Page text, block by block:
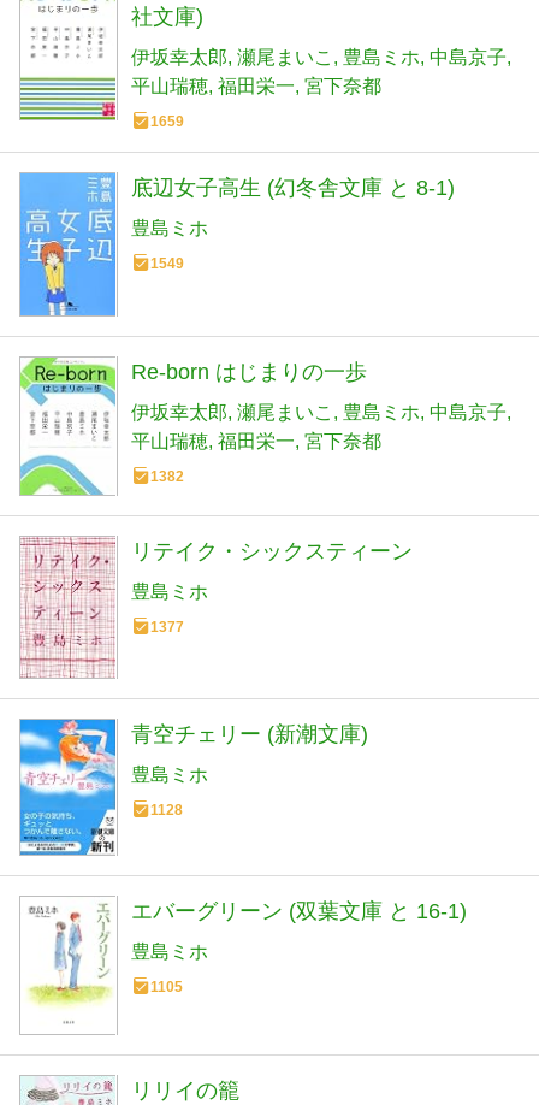
社文庫)
伊坂幸太郎 瀬尾まいこ 豊島ミホ 中島京子
平山瑞穂 福田栄一 宮下奈都
1659
底辺女子高生 (幻冬舎文庫 と 8-1)
豊島ミホ
1549
Re-born はじまりの一歩
伊坂幸太郎 瀬尾まいこ 豊島ミホ 中島京子
平山瑞穂 福田栄一 宮下奈都
1382
リテイク・シックスティーン
豊島ミホ
1377
青空チェリー (新潮文庫)
豊島ミホ
1128
エバーグリーン (双葉文庫 と 16-1)
豊島ミホ
1105
リリイの籠